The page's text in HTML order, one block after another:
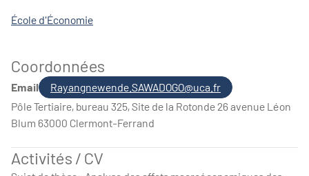
École d'Économie
Coordonnées
Email
Rayangnewende.SAWADOGO@uca.fr
Pôle Tertiaire, bureau 325, Site de la Rotonde 26 avenue Léon
Blum 63000 Clermont-Ferrand
Activités / CV